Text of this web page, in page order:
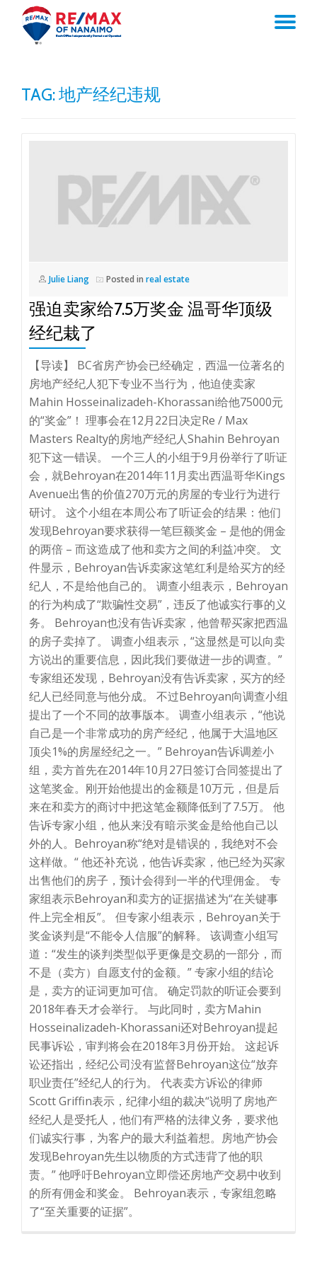
TAG:地产经纪违规
Julie Liang Posted in real estate
强迫卖家给7.5万奖金 温哥华顶级
经纪栽了
【导读】 BC省房产协会已经确定，西温一位著名的
房地产经纪人犯下专业不当行为，他迫使卖家
Mahin Hosseinalizadeh-Khorassani给他75000元
的“奖金”！ 理事会在12月22日决定Re / Max
Masters Realty的房地产经纪人Shahin Behroyan
犯下这一错误。 一个三人的小组于9月份举行了听证
会，就Behroyan在2014年11月卖出西温哥华Kings
Avenue出售的价值270万元的房屋的专业行为进行
研讨。 这个小组在本周公布了听证会的结果：他们
发现Behroyan要求获得一笔巨额奖金 – 是他的佣金
的两倍 – 而这造成了他和卖方之间的利益冲突。 文
件显示，Behroyan告诉卖家这笔红利是给买方的经
纪人，不是给他自己的。 调查小组表示，Behroyan
的行为构成了“欺骗性交易”，违反了他诚实行事的义
务。 Behroyan也没有告诉卖家，他曾帮买家把西温
的房子卖掉了。 调查小组表示，“这显然是可以向卖
方说出的重要信息，因此我们要做进一步的调查。”
专家组还发现，Behroyan没有告诉卖家，买方的经
纪人已经同意与他分成。 不过Behroyan向调查小组
提出了一个不同的故事版本。 调查小组表示，“他说
自己是一个非常成功的房产经纪，他属于大温地区
顶尖1%的房屋经纪之一。” Behroyan告诉调差小
组，卖方首先在2014年10月27日签订合同签提出了
这笔奖金。刚开始他提出的金额是10万元，但是后
来在和卖方的商讨中把这笔金额降低到了7.5万。 他
告诉专家小组，他从来没有暗示奖金是给他自己以
外的人。Behroyan称“绝对是错误的，我绝对不会
这样做。“ 他还补充说，他告诉卖家，他已经为买家
出售他们的房子，预计会得到一半的代理佣金。 专
家组表示Behroyan和卖方的证据描述为“在关键事
件上完全相反”。 但专家小组表示，Behroyan关于
奖金谈判是“不能令人信服”的解释。 该调查小组写
道：“发生的谈判类型似乎更像是交易的一部分，而
不是（卖方）自愿支付的金额。” 专家小组的结论
是，卖方的证词更加可信。 确定罚款的听证会要到
2018年春天才会举行。 与此同时，卖方Mahin
Hosseinalizadeh-Khorassani还对Behroyan提起
民事诉讼，审判将会在2018年3月份开始。 这起诉
讼还指出，经纪公司没有监督Behroyan这位“放弃
职业责任”经纪人的行为。 代表卖方诉讼的律师
Scott Griffin表示，纪律小组的裁决“说明了房地产
经纪人是受托人，他们有严格的法律义务，要求他
们诚实行事，为客户的最大利益着想。房地产协会
发现Behroyan先生以物质的方式违背了他的职
责。” 他呼吁Behroyan立即偿还房地产交易中收到
的所有佣金和奖金。 Behroyan表示，专家组忽略
了“至关重要的证据”。